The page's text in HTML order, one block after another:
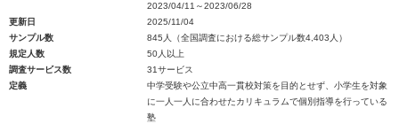
2023/04/11～2023/06/28
更新日
2025/11/04
サンプル数
845人（全国調査における総サンプル数4,403人）
規定人数
50人以上
調査サービス数
31サービス
定義
中学受験や公立中高一貫校対策を目的とせず、小学生を対象
に一人一人に合わせたカリキュラムで個別指導を行っている
塾